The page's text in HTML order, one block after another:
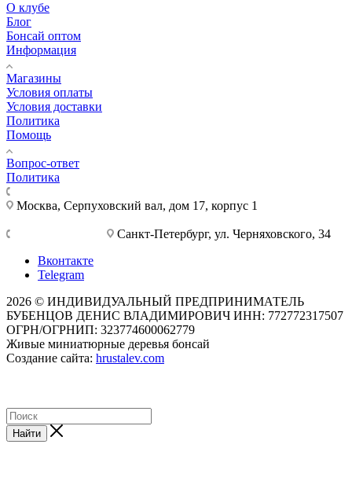
О клубе
Блог
Бонсай оптом
Информация
Магазины
Условия оплаты
Условия доставки
Политика
Помощь
Вопрос-ответ
Политика
Москва, Cерпуховский вал, дом 17, корпус 1
Санкт-Петербург, ул. Черняховского, 34
Вконтакте
Telegram
2026 © ИНДИВИДУАЛЬНЫЙ ПРЕДПРИНИМАТЕЛЬ
БУБЕНЦОВ ДЕНИС ВЛАДИМИРОВИЧ ИНН: 772772317507
ОГРН/ОГРНИП: 323774600062779
Живые миниатюрные деревья бонсай
Создание сайта: hrustalev.com
Найти